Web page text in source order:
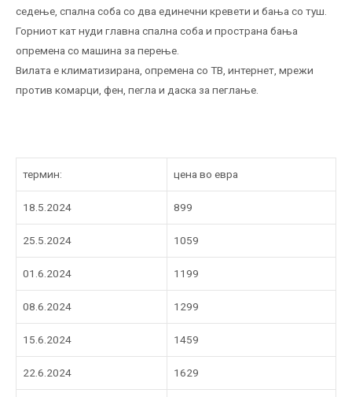
седење, спална соба со два единечни кревети и бања со туш.
Горниот кат нуди главна спална соба и пространа бања
опремена со машина за перење.
Вилата е климатизирана, опремена со ТВ, интернет, мрежи
против комарци, фен, пегла и даска за пеглање.
термин: цена во евра
18.5.2024 899
25.5.2024 1059
01.6.2024 1199
08.6.2024 1299
15.6.2024 1459
22.6.2024 1629